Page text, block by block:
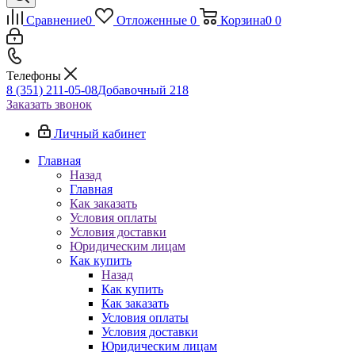
Сравнение0 Отложенные 0 Корзина0 0
Телефоны
8 (351) 211-05-08Добавочный 218
Заказать звонок
Личный кабинет
Главная
Назад
Главная
Как заказать
Условия оплаты
Условия доставки
Юридическим лицам
Как купить
Назад
Как купить
Как заказать
Условия оплаты
Условия доставки
Юридическим лицам